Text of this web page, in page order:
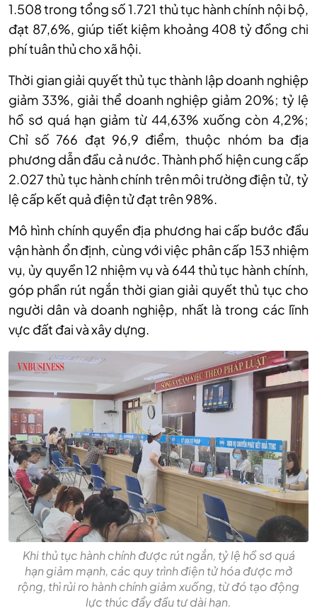
1.508 trong tổng số 1.721 thủ tục hành chính nội bộ,
đạt 87,6%, giúp tiết kiệm khoảng 408 tỷ đồng chi
phí tuân thủ cho xã hội.
Thời gian giải quyết thủ tục thành lập doanh nghiệp
giảm 33%, giải thể doanh nghiệp giảm 20%; tỷ lệ
hồ sơ quá hạn giảm từ 44,63% xuống còn 4,2%;
Chỉ số 766 đạt 96,9 điểm, thuộc nhóm ba địa
phương dẫn đầu cả nước. Thành phố hiện cung cấp
2.027 thủ tục hành chính trên môi trường điện tử, tỷ
lệ cấp kết quả điện tử đạt trên 98%.
Mô hình chính quyền địa phương hai cấp bước đầu
vận hành ổn định, cùng với việc phân cấp 153 nhiệm
vụ, ủy quyền 12 nhiệm vụ và 644 thủ tục hành chính,
góp phần rút ngắn thời gian giải quyết thủ tục cho
người dân và doanh nghiệp, nhất là trong các lĩnh
vực đất đai và xây dựng.
Khi thủ tục hành chính được rút ngắn, tỷ lệ hồ sơ quá
hạn giảm mạnh, các quy trình điện tử hóa được mở
rộng, thì rủi ro hành chính giảm xuống, từ đó tạo động
lực thúc đẩy đầu tư dài hạn.